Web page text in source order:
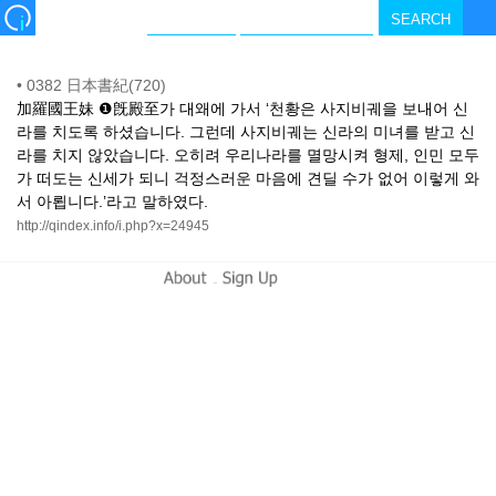
• 0382 日本書紀(720)
加羅國王妹 ❶旣殿至가 대왜에 가서 ‘천황은 사지비궤을 보내어 신
라를 치도록 하셨습니다. 그런데 사지비궤는 신라의 미녀를 받고 신
라를 치지 않았습니다. 오히려 우리나라를 멸망시켜 형제, 인민 모두
가 떠도는 신세가 되니 걱정스러운 마음에 견딜 수가 없어 이렇게 와
서 아룁니다.’라고 말하였다.
http://qindex.info/i.php?x=24945
-